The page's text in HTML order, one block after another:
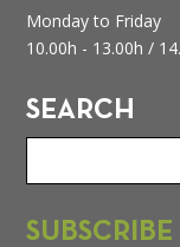
Monday to Friday
10.00h - 13.00h /
SEARCH